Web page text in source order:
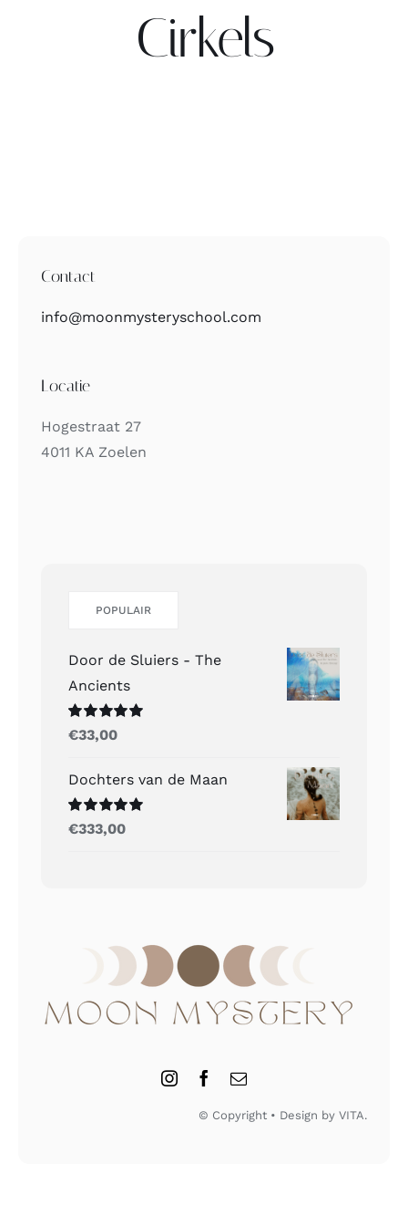
Contact
Cirkels
Contact
info@moonmysteryschool.com
Locatie
Hogestraat 27
4011 KA Zoelen
POPULAIR
Door de Sluiers - The
Ancients
Gewaardeerd
uit 5
€33,00
Dochters van de Maan
Gewaardeerd
uit 5
€333,00
© Copyright • Design by VITA.